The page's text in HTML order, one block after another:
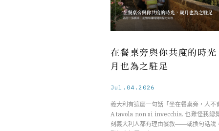
在餐桌旁與你共度的時
月也為之駐足
Jul.04.2026
義大利有這麼一句話「坐在餐桌旁，人不
A tavola non si invecchia. 也難怪我總
刻義大利人都有理由餐敘——或換句話說